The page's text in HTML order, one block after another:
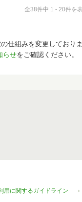
全38件中 1 - 20件を
仕組みを変更しており
らせをご確認ください。
用に関するガイドライン